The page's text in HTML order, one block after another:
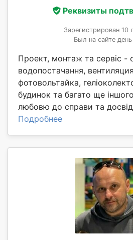
Реквизиты
Зарегистрирован 10
Был на сайте день
Проект, монтаж та сервіс -
водопостачання,
фотовольтайка,
будинок та багато ще
любовю до справи та
Подробнее